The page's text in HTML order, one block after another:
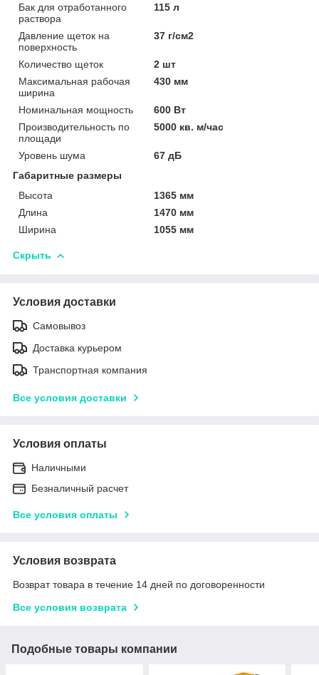
Бак для отработанного
раствора
115 л
Давление щеток на
поверхность
37 г/см2
Количество щеток
2 шт
Максимальная рабочая
ширина
430 мм
Номинальная мощность
600 Вт
Производительность по
площади
5000 кв. м/час
Уровень шума
67 дБ
Габаритные размеры
Высота
1365 мм
Длина
1470 мм
Ширина
1055 мм
Скрыть
Условия доставки
Самовывоз
Доставка курьером
Транспортная компания
Все условия доставки
Условия оплаты
Наличными
Безналичный расчет
Все условия оплаты
Условия возврата
Возврат товара в течение 14 дней по договоренности
Все условия возврата
Подобные товары компании